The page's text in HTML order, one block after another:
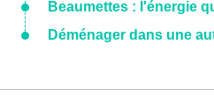
Beaumettes : l'énergie
Déménager dans une